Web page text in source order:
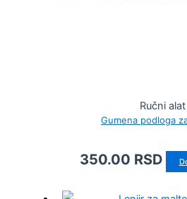
Ručni alat
Gumena podloga
350.00 RSD